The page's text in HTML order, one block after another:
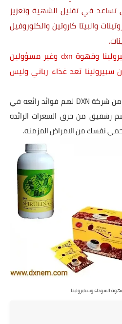
تساعد في تقليل الشهية وتعزيز
والبيتا كاروتين والكلوروفيل
ملاحظه نحن نتكلم عن سبيرولينا وقهوة dxn وغير مسؤولين
سبيرولينا تعد غذاء رباني وليس
من شركةDXN لهم فوائد رائعه في
رشقيق من حرق السعرات الزائده
نفسك من الامراض المزمنه.
السوداء وسبايرولينا